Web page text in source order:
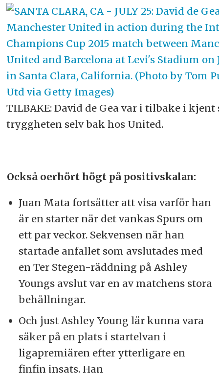
TILBAKE: David de Gea var i tilbake i kjent
tryggheten selv bak hos United.
Också oerhört högt på positivskalan:
Juan Mata fortsätter att visa varför han
är en starter när det vankas Spurs om
ett par veckor. Sekvensen när han
startade anfallet som avslutades med
en Ter Stegen-räddning på Ashley
Youngs avslut var en av matchens stora
behållningar.
Och just Ashley Young lär kunna vara
säker på en plats i startelvan i
ligapremiären efter ytterligare en
finfin insats. Han